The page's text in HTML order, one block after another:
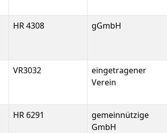
HR 4308 gGmbH
VR3032
eingetragener
Verein
HR 6291
gemeinnützige
GmbH